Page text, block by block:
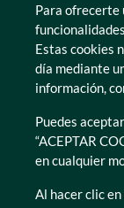
Murcia
Tarragona
Zamora
Para ofrecerte
Estas cookies
día mediante
información,
Puedes
“ACEPTAR
en cualquier
Al hacer clic